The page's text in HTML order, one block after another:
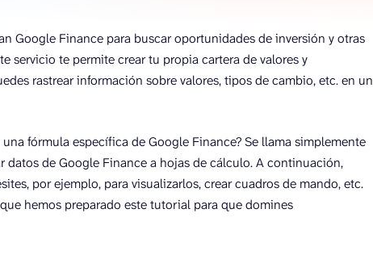
Google Finance para buscar oportunidades de inversión y otras
servicio te permite crear tu propia cartera de valores y
rastrear información sobre valores, tipos de cambio, etc. en un
fórmula específica de Google Finance? Se llama simplemente
datos de Google Finance a hojas de cálculo. A continuación,
por ejemplo, para visualizarlos, crear cuadros de mando, etc.
hemos preparado este tutorial para que domines